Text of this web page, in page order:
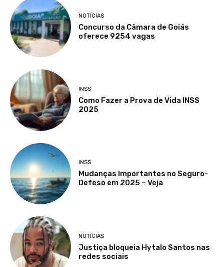
NOTÍCIAS
Concurso da Câmara de Goiás
oferece 9254 vagas
INSS
Como Fazer a Prova de Vida INSS
2025
INSS
Mudanças Importantes no Seguro-
Defeso em 2025 – Veja
NOTÍCIAS
Justiça bloqueia Hytalo Santos nas
redes sociais